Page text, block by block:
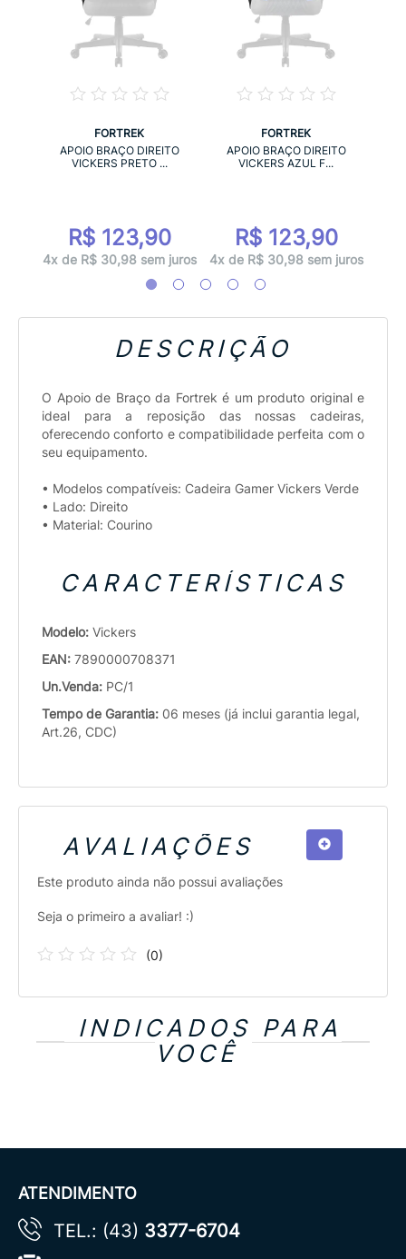
FORTREK
APOIO BRAÇO DIREITO
VICKERS PRETO ...
R$ 123,90
4x de R$ 30,98 sem juros
FORTREK
APOIO BRAÇO DIREITO
VICKERS AZUL F...
R$ 123,90
4x de R$ 30,98 sem juros
DESCRIÇÃO
O Apoio de Braço da Fortrek é um produto original e
ideal para a reposição das nossas cadeiras,
oferecendo conforto e compatibilidade perfeita com o
seu equipamento.
• Modelos compatíveis: Cadeira Gamer Vickers Verde
• Lado: Direito
• Material: Courino
CARACTERÍSTICAS
Modelo: Vickers
EAN: 7890000708371
Un.Venda: PC/1
Tempo de Garantia: 06 meses (já inclui garantia legal,
Art.26, CDC)
AVALIAÇÕES
Este produto ainda não possui avaliações
Seja o primeiro a avaliar! :)
(0)
INDICADOS PARA
VOCÊ
ATENDIMENTO
TEL.: (43) 3377-6704